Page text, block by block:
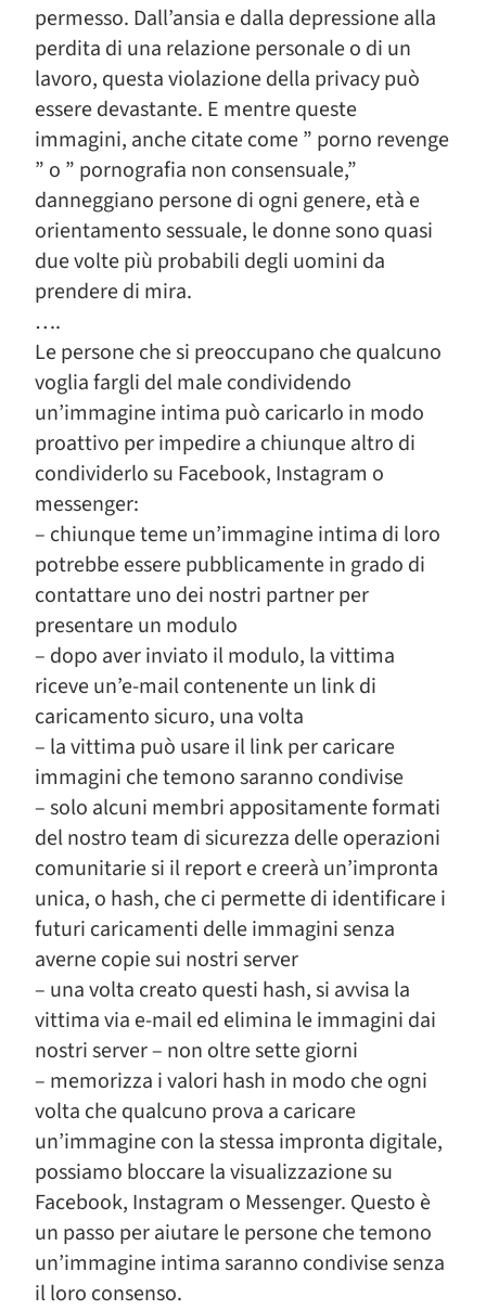
permesso. Dall’ansia e dalla depressione alla
perdita di una relazione personale o di un
lavoro, questa violazione della privacy può
essere devastante. E mentre queste
immagini, anche citate come ” porno revenge
” o ” pornografia non consensuale,”
danneggiano persone di ogni genere, età e
orientamento sessuale, le donne sono quasi
due volte più probabili degli uomini da
prendere di mira.
….
Le persone che si preoccupano che qualcuno
voglia fargli del male condividendo
un’immagine intima può caricarlo in modo
proattivo per impedire a chiunque altro di
condividerlo su Facebook, Instagram o
messenger:
– chiunque teme un’immagine intima di loro
potrebbe essere pubblicamente in grado di
contattare uno dei nostri partner per
presentare un modulo
– dopo aver inviato il modulo, la vittima
riceve un’e-mail contenente un link di
caricamento sicuro, una volta
– la vittima può usare il link per caricare
immagini che temono saranno condivise
– solo alcuni membri appositamente formati
del nostro team di sicurezza delle operazioni
comunitarie si il report e creerà un’impronta
unica, o hash, che ci permette di identificare i
futuri caricamenti delle immagini senza
averne copie sui nostri server
– una volta creato questi hash, si avvisa la
vittima via e-mail ed elimina le immagini dai
nostri server – non oltre sette giorni
– memorizza i valori hash in modo che ogni
volta che qualcuno prova a caricare
un’immagine con la stessa impronta digitale,
possiamo bloccare la visualizzazione su
Facebook, Instagram o Messenger. Questo è
un passo per aiutare le persone che temono
un’immagine intima saranno condivise senza
il loro consenso.